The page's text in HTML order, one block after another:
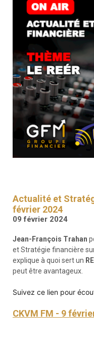
RESSOURCES
SANTÉ
VOUS
Actualité et
février 2024
09 février 2024
Jean-François Trahan
et Stratégie financière
explique à quoi sert un
peut être avantageux.
Suivez ce lien pour
CKVM FM - 9